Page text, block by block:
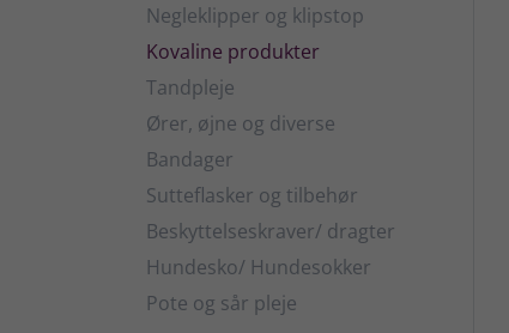
Negleklipper og klipstop
Kovaline produkter
Tandpleje
Ører, øjne og diverse
Bandager
Sutteflasker og tilbehør
Beskyttelseskraver/ dragter
Hundesko/ Hundesokker
Pote og sår pleje